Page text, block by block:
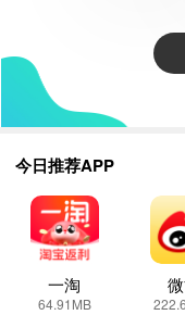
今日推荐APP
一淘
64.91MB